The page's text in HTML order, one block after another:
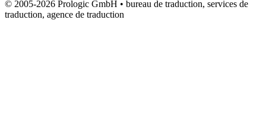
© 2005-2026 Prologic GmbH • bureau de traduction, services de
traduction, agence de traduction